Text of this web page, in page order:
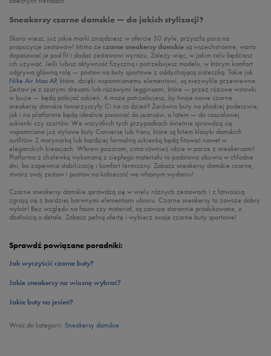
Sneakersy czarne damskie — do jakich stylizacji?
Skoro wiesz, już jakie marki znajdziesz w ofercie 50 style, przyszła pora na
propozycje zestawów! Mimo że czarne sneakersy damskie są wszechstronne, warto
dopasować je pod fit i dodać zestawowi wyrazu. Zależy więc, w jakim celu będziesz
ich używać. Jeśli lubisz aktywność fizyczną i potrzebujesz modelu, w którym komfort
odgrywa główną rolę — postaw na buty sportowe z oddychającą siateczką. Takie jak
Nike Air Max AP, które, dzięki wspomnianemu elementowi, są niezwykle przewiewne.
Zestaw je z szarymi dresami lub różowymi legginsami, które — przez różowe wstawki
w bucie — będą pobijać odcień. A może potrzebujesz, by twoje nowe czarne
sneakersy damskie towarzyszyły Ci na co dzień? Zarówno buty na płaskiej podeszwie,
jak i na platformie będą idealnie pasować do jeansów, a latem — do casualowej
sukienki czy szortów. We wszystkich tych przypadkach świetnie sprawdzą się
wspomniane już stylowe buty Converse lub Vans, które są hitem klasyki damskich
outfitów. Z marynarką lub bardziej formalną sukienką będą fitować nawet w
eleganckich kreacjach. Wbrew pozorom, zima również idzie w parze z sneakersami!
Platforma z cholewką wykonaną z ciepłego materiału to podstawa obuwia w chłodne
dni, bo zapewnia stabilizację i komfort termiczny. Zobacz sneakersy damskie czarne,
stwórz swój zestaw i postaw na kobiecość we własnym wydaniu!
Czarne sneakersy damskie sprawdzą się w wielu różnych zestawach i z łatwością
zgrają się z bardziej barwnymi elementami ubioru. Czarne sneakersy to zawsze dobry
wybór! Bez względu na fason czy materiał, są zawsze starannie produkowane, z
dbałością o detale. Zobacz pełną ofertę i wybierz swoje czarne buty sportowe!
Sprawdź powiązane poradniki:
Jak wyczyścić czarne buty?
Jakie sneakersy na wiosnę wybrać?
Jakie buty na jesień?
Wróć do kategorii: Sneakersy damskie